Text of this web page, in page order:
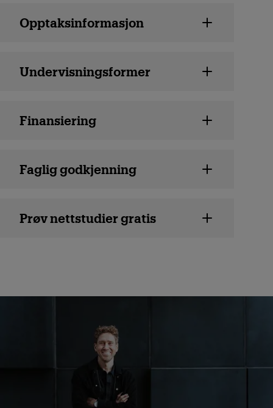
Studiedetaljer
Opptaksinformasjon
Undervisningsformer
Finansiering
Faglig godkjenning
Prøv nettstudier gratis